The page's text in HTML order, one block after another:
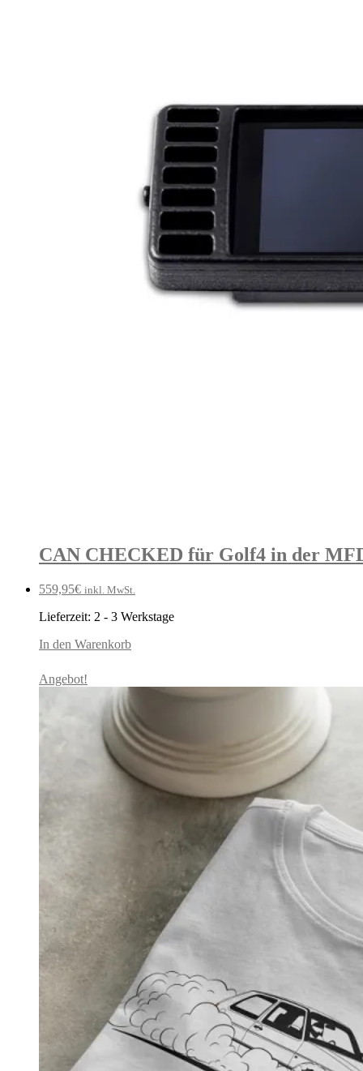
CAN CHECKED für Golf4 in der
559,95€ inkl. MwSt.
Lieferzeit: 2 - 3 Werkstage
In den Warenkorb
Angebot!